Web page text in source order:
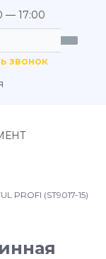
— 17:00
звонок
PROFI (ST9017-15)